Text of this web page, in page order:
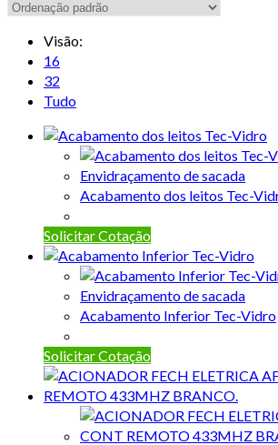
Visão:
16
32
Tudo
Envidraçamento de sacada
Acabamento dos leitos Tec-
Solicitar Cotação
Envidraçamento de sacada
Acabamento Inferior Tec-Vidro
Solicitar Cotação